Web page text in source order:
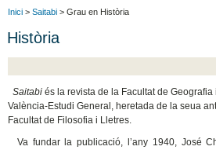
Inici > Saitabi > Grau en Història
Història
Saitabi és la revista de la Facultat de
València-Estudi General, heretada de la seua
Facultat de Filosofia i Lletres.
Va fundar la publicació, l’any 1940, José